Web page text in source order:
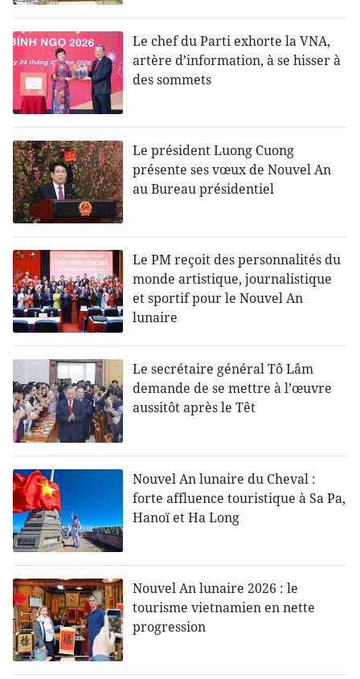
Le chef du Parti exhorte la VNA,
artère d’information, à se hisser à
des sommets
Le président Luong Cuong
présente ses vœux de Nouvel An
au Bureau présidentiel
Le PM reçoit des personnalités du
monde artistique, journalistique
et sportif pour le Nouvel An
lunaire
Le secrétaire général Tô Lâm
demande de se mettre à l’œuvre
aussitôt après le Têt
Nouvel An lunaire du Cheval :
forte affluence touristique à Sa Pa,
Hanoï et Ha Long
Nouvel An lunaire 2026 : le
tourisme vietnamien en nette
progression